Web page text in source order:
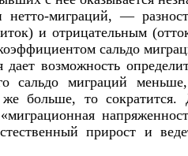
миграций, —
и отрицательным
сальдо
возможность
миграций
больше, то сократится.
прирост и